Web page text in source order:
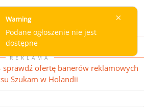
REKLAMA
×
Warning
Podane ogłoszenie nie jest
dostępne